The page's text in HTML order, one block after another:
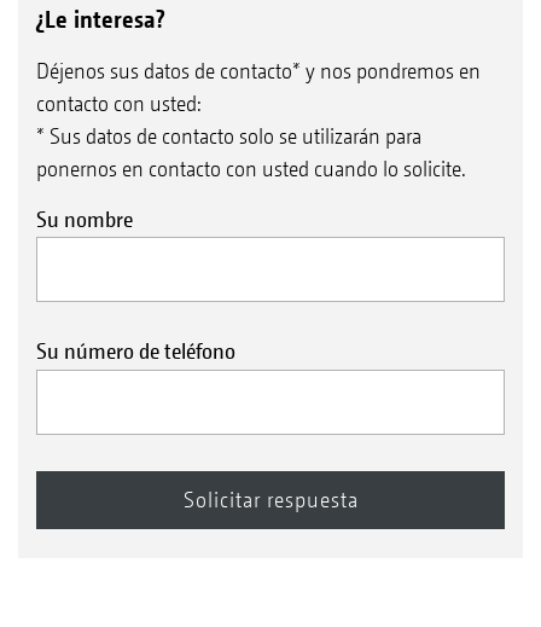
¿Le interesa?
Déjenos sus datos de contacto* y nos pondremos en
contacto con usted:
* Sus datos de contacto solo se utilizarán para
ponernos en contacto con usted cuando lo solicite.
Su nombre
Su número de teléfono